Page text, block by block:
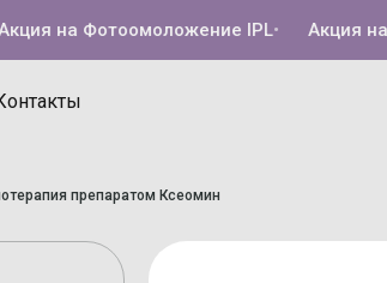
на Фотоомоложение IPL• Акция на
препаратом Ксеомин